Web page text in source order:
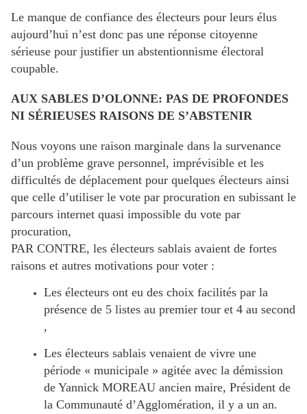
Le manque de confiance des électeurs pour leurs élus
aujourd’hui n’est donc pas une réponse citoyenne
sérieuse pour justifier un abstentionnisme électoral
coupable.
AUX SABLES D’OLONNE: PAS DE PROFONDES
NI SÉRIEUSES RAISONS DE S’ABSTENIR
Nous voyons une raison marginale dans la survenance
d’un problème grave personnel, imprévisible et les
difficultés de déplacement pour quelques électeurs ainsi
que celle d’utiliser le vote par procuration en subissant le
parcours internet quasi impossible du vote par
procuration,
PAR CONTRE, les électeurs sablais avaient de fortes
raisons et autres motivations pour voter :
Les électeurs ont eu des choix facilités par la
présence de 5 listes au premier tour et 4 au second
,
Les électeurs sablais venaient de vivre une
période « municipale » agitée avec la démission
de Yannick MOREAU ancien maire, Président de
la Communauté d’Agglomération, il y a un an.